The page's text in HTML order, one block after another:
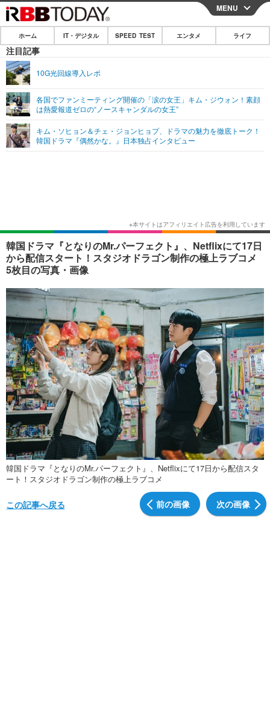
CLOSE
ホーム
IT・デジタル
ネタ ガジェット・ツール
ショッピング その他
SPEED TEST
エンタメ
エンタメTOP 映画・ドラマ
ショッピング その他
ライフ
MENU
ホーム IT・デジタル SPEED TEST エンタメ ライフ
注目記事
10G光回線導入レポ
各国でファンミーティング開催の「涙の女王」キム・ジウォン！素顔
は熱愛報道ゼロの“ノースキャンダルの女王”
キム・ソヒョン＆チェ・ジョンヒョプ、ドラマの魅力を徹底トーク！
韓国ドラマ『偶然かな。』日本独占インタビュー
韓国ドラマ『となりのMr.パーフェクト』、Netflixにて17日
から配信スタート！スタジオドラゴン制作の極上ラブコメ
5枚目の写真・画像
韓国ドラマ『となりのMr.パーフェクト』、Netflixにて17日から配信スタ
ート！スタジオドラゴン制作の極上ラブコメ
前の画像 次の画像
この記事へ戻る